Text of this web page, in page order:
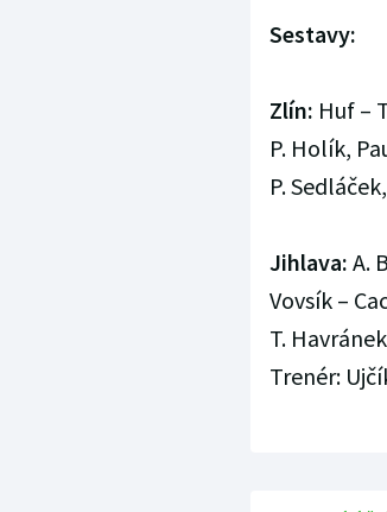
Sestavy:
Zlín: Huf –
P. Holík,
P.
Jihlava: A.
Vovsík –
T.
Trenér: